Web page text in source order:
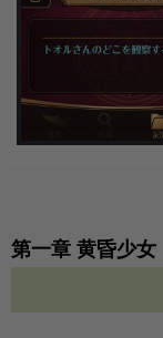
第一章 黄昏少女